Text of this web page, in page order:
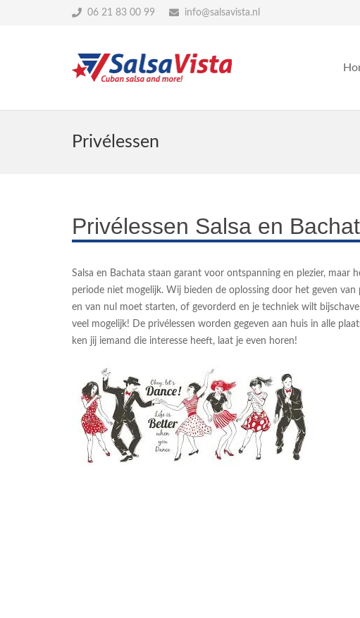
06 21 83 00 99 info@salsavista.nl
Privélessen
Privélessen Salsa en
Salsa en Bachata staan garant voor ontspanning en plezier, maar
periode niet mogelijk. Wij bieden de oplossing door het geven
en van nul moet starten, of gevorderd en je techniek wilt
veel mogelijk! De privélessen worden gegeven aan huis in alle
ken jij iemand die interesse heeft, laat je even horen!